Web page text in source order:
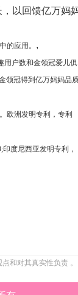
以回馈亿万妈
的应用。 ,
用户数和金领冠爱儿俱
领冠得到亿万妈妈品
欧洲发明专利，专利
度尼西亚发明专利，
和对其真实性负责 。